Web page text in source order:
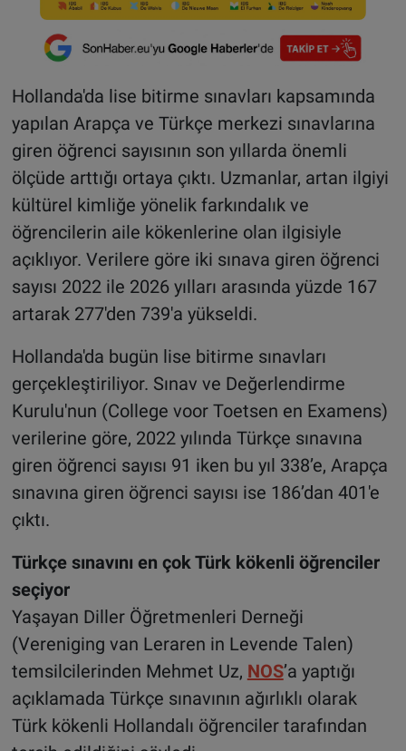
Hollanda'da lise bitirme sınavları kapsamında
yapılan Arapça ve Türkçe merkezi sınavlarına
giren öğrenci sayısının son yıllarda önemli
ölçüde arttığı ortaya çıktı. Uzmanlar, artan ilgiyi
kültürel kimliğe yönelik farkındalık ve
öğrencilerin aile kökenlerine olan ilgisiyle
açıklıyor. Verilere göre iki sınava giren öğrenci
sayısı 2022 ile 2026 yılları arasında yüzde 167
artarak 277'den 739'a yükseldi.
Hollanda'da bugün lise bitirme sınavları
gerçekleştiriliyor. Sınav ve Değerlendirme
Kurulu'nun (College voor Toetsen en Examens)
verilerine göre, 2022 yılında Türkçe sınavına
giren öğrenci sayısı 91 iken bu yıl 338’e, Arapça
sınavına giren öğrenci sayısı ise 186’dan 401'e
çıktı.
Türkçe sınavını en çok Türk kökenli öğrenciler
seçiyor
Yaşayan Diller Öğretmenleri Derneği
(Vereniging van Leraren in Levende Talen)
temsilcilerinden Mehmet Uz, NOS’a yaptığı
açıklamada Türkçe sınavının ağırlıklı olarak
Türk kökenli Hollandalı öğrenciler tarafından